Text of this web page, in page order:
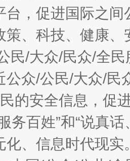
台，促进国际之
策、科技、健康
民/大众/民众/全
公众/公民/大众/民
的安全信息，促
务百姓”和“说真
化、信息时代现实